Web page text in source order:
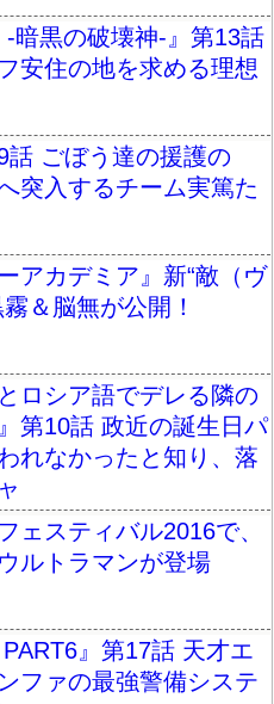
-暗黒の破壊神-』第13話
安住の地を求める理想
話 ごぼう達の援護の
突入するチーム実篤た
アカデミア』新“敵（ヴ
＆脳無が公開！
ロシア語でデレる隣の
第10話 政近の誕生日パ
れなかったと知り、落
ェスティバル2016で、
ルトラマンが登場
PART6』第17話 天才エ
ファの最強警備システ